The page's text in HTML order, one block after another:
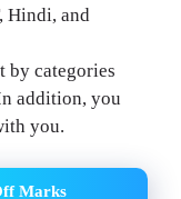
Hindi, and
by categories
addition, you
you.
Marks